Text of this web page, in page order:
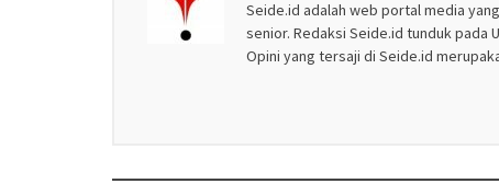
Seide.id adalah web portal media
senior. Redaksi Seide.id tunduk pada
Opini yang tersaji di Seide.id